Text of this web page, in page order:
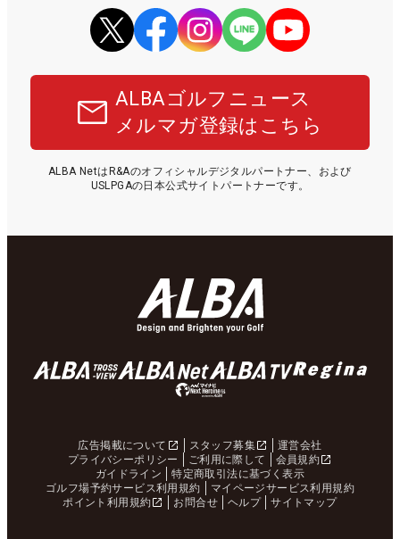
ALBAゴルフニュース
メルマガ登録はこちら
ALBA NetはR&Aのオフィシャルデジタルパートナー、および
USLPGAの日本公式サイトパートナーです。
広告掲載について スタッフ募集
運営会社
プライバシーポリシー
ご利用に際して
会員規約
ガイドライン
特定商取引法に基づく表示
ゴルフ場予約サービス利用規約
マイページサービス利用規約
ポイント利用規約
お問合せ ヘルプ サイトマップ